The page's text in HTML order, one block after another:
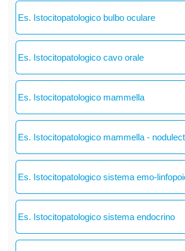
Es. Istocitopatologico bulbo oculare
Es. Istocitopatologico cavo orale
Es. Istocitopatologico mammella
Es. Istocitopatologico mammella -
Es. Istocitopatologico sistema emo-
Es. Istocitopatologico sistema endocrino